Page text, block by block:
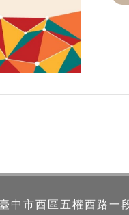
中市西區五權西路